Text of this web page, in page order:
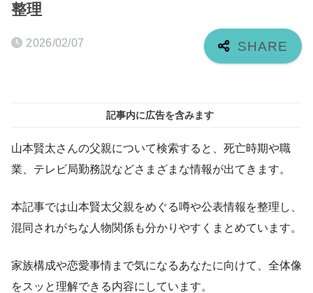
整理
2026/02/07
記事内に広告を含みます
山本賢太さんの父親について検索すると、死亡時期や職
業、テレビ局勤務説などさまざまな情報が出てきます。
本記事では山本賢太父親をめぐる噂や公表情報を整理し、
混同されがちな人物関係も分かりやすくまとめています。
家族構成や恋愛事情まで気になるあなたに向けて、全体像
をスッと理解できる内容にしています。